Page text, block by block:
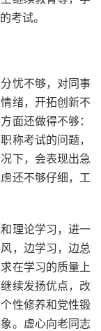
考试。
忧不够，对同事
绪，开拓创新不
面还做得不够：
称考试的问题，
下，会表现出急
还不够仔细，工
理论学习，进一
，边学习，边总
在学习的质量上
续发扬优点，改
性修养和党性锻
。虚心向老同志